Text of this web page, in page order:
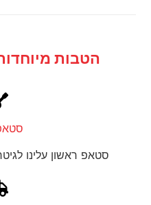
הטבות מיוחדות
סטאפ
סטאפ ראשון עלינו